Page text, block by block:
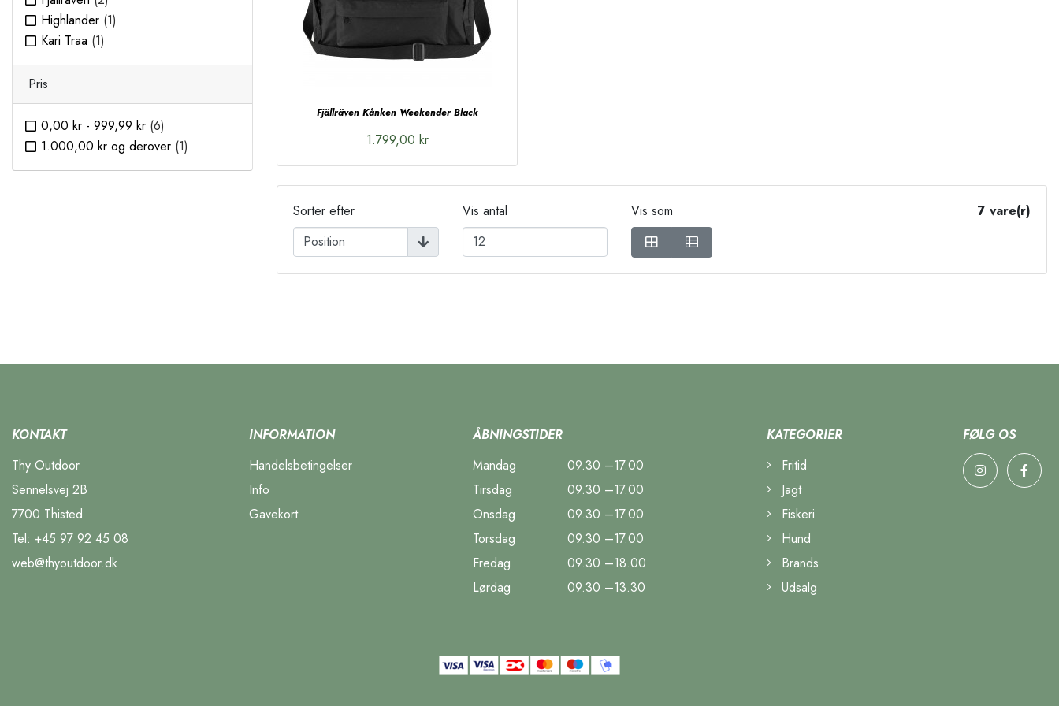
Highlander (1)
Kari Traa (1)
Pris
0,00 kr - 999,99 kr (6)
1.000,00 kr og derover (1)
Fjällräven Kånken Weekender Black
1.799,00 kr
Sorter efter Vis antal Vis som 7 vare(r)
KONTAKT
Thy Outdoor
Sennelsvej 2B
7700 Thisted
Tel: +45 97 92 45 08
web@thyoutdoor.dk
INFORMATION
Handelsbetingelser
Info
Gavekort
ÅBNINGSTIDER
Mandag
09.30 –17.00
Tirsdag
09.30 –17.00
Onsdag
09.30 –17.00
Torsdag
09.30 –17.00
Fredag
09.30 –18.00
Lørdag
09.30 –13.30
KATEGORIER
Fritid
Jagt
Fiskeri
Hund
Brands
Udsalg
FØLG OS